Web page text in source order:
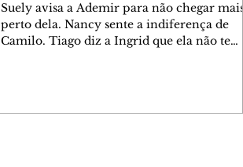
Suely avisa a Ademir para não chegar mais
perto dela. Nancy sente a indiferença de
Camilo. Tiago diz a Ingrid que ela não tem